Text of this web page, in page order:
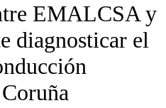
EMALCSA y
diagnosticar el